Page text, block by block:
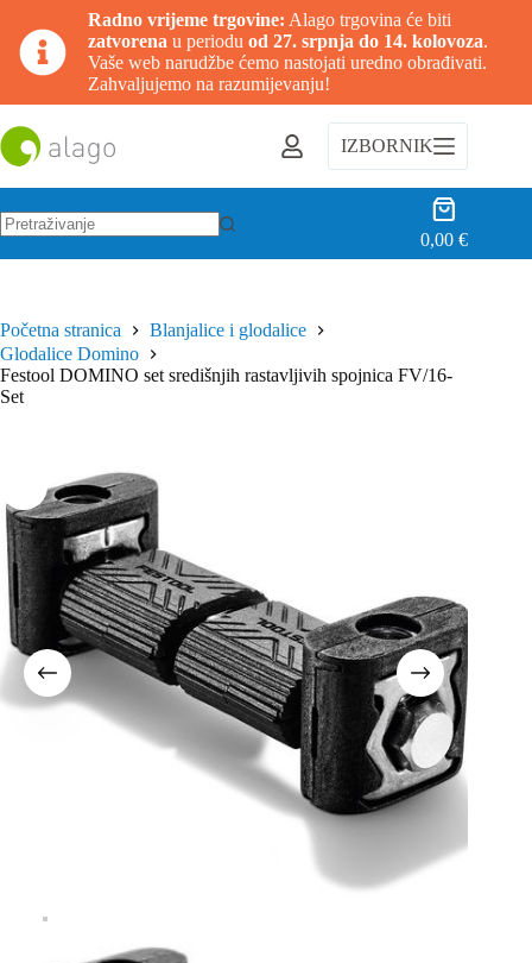
Radno vrijeme trgovine: Alago trgovina će biti
zatvorena u periodu od 27. srpnja do 14. kolovoza.
Vaše web narudžbe ćemo nastojati uredno obrađivati.
Zahvaljujemo na razumijevanju!
na
sadržaj
IZBORNIK
Košarica
0,00€
Početna stranica
Blanjalice i glodalice
Glodalice Domino
Festool DOMINO set središnjih rastavljivih spojnica FV/16-
Set